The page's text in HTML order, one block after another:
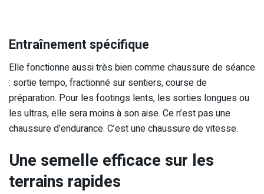
Entraînement spécifique
Elle fonctionne aussi très bien comme chaussure de séance
: sortie tempo, fractionné sur sentiers, course de
préparation. Pour les footings lents, les sorties longues ou
les ultras, elle sera moins à son aise. Ce n’est pas une
chaussure d’endurance. C’est une chaussure de vitesse.
Une semelle efficace sur les
terrains rapides